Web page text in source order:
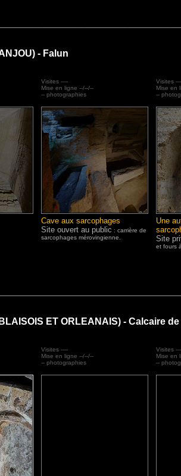
Visites
Mise en
--
Visites ----
Mise en ligne --/--/--
-- photographies
Une
Site
et fours
Cave aux sarcophages
Site ouvert au public : carrière de
sarcophages mérovingienne.
- Falun
Visites
Mise en
--
Visites ----
Mise en ligne --/--/--
-- photographies
ET ORLEANAIS) - Calcaire